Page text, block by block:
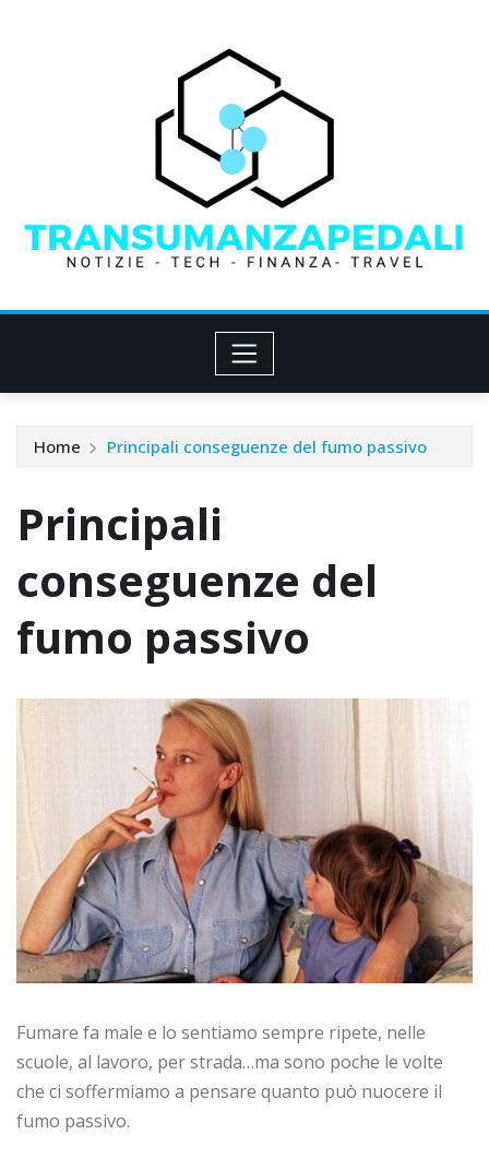
Home Principali conseguenze del fumo passivo
Principali
conseguenze del
fumo passivo
Fumare fa male e lo sentiamo sempre ripete, nelle
scuole, al lavoro, per strada…ma sono poche le volte
che ci soffermiamo a pensare quanto può nuocere il
fumo passivo.